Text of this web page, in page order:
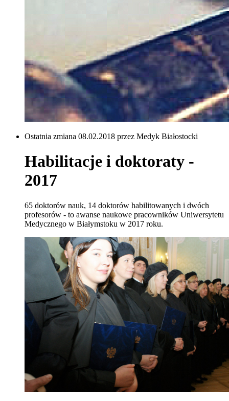
Ostatnia zmiana 08.02.2018 przez Medyk Białostocki
Habilitacje i doktoraty -
2017
65 doktorów nauk, 14 doktorów habilitowanych i dwóch
profesorów - to awanse naukowe pracowników Uniwersytetu
Medycznego w Białymstoku w 2017 roku.